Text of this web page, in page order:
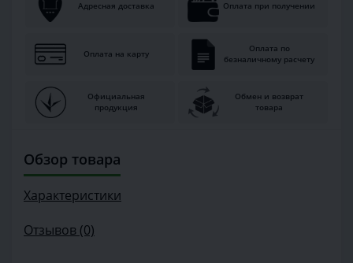
Адресная доставка Оплата при получении
Оплата на карту
Оплата по
безналичному расчету
Официальная
продукция
Обмен и возврат
товара
Обзор товара
Характеристики
Отзывов (0)